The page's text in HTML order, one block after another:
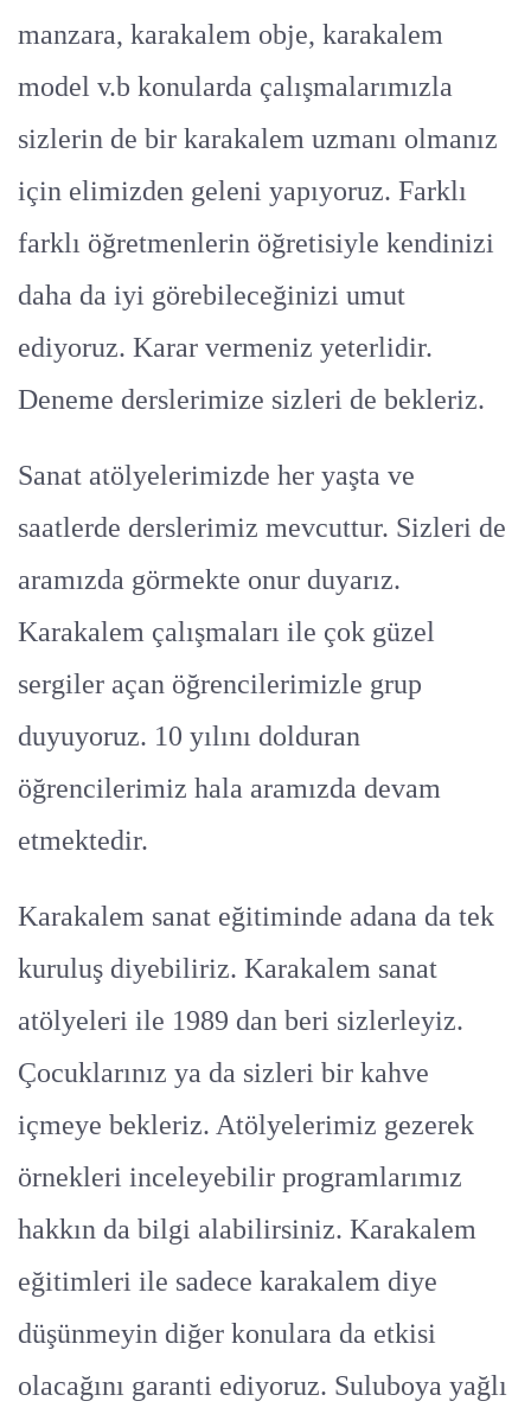
manzara, karakalem obje, karakalem
model v.b konularda çalışmalarımızla
sizlerin de bir karakalem uzmanı olmanız
için elimizden geleni yapıyoruz. Farklı
farklı öğretmenlerin öğretisiyle kendinizi
daha da iyi görebileceğinizi umut
ediyoruz. Karar vermeniz yeterlidir.
Deneme derslerimize sizleri de bekleriz.
Sanat atölyelerimizde her yaşta ve
saatlerde derslerimiz mevcuttur. Sizleri de
aramızda görmekte onur duyarız.
Karakalem çalışmaları ile çok güzel
sergiler açan öğrencilerimizle grup
duyuyoruz. 10 yılını dolduran
öğrencilerimiz hala aramızda devam
etmektedir.
Karakalem sanat eğitiminde adana da tek
kuruluş diyebiliriz. Karakalem sanat
atölyeleri ile 1989 dan beri sizlerleyiz.
Çocuklarınız ya da sizleri bir kahve
içmeye bekleriz. Atölyelerimiz gezerek
örnekleri inceleyebilir programlarımız
hakkın da bilgi alabilirsiniz. Karakalem
eğitimleri ile sadece karakalem diye
düşünmeyin diğer konulara da etkisi
olacağını garanti ediyoruz. Suluboya yağlı